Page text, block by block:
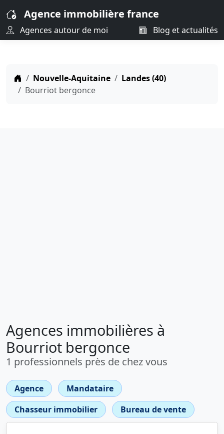
Agence immobilière france
Agences autour de moi Blog et actualités
Nouvelle-Aquitaine
Landes (40)
Bourriot bergonce
Agences immobilières à
Bourriot bergonce
1 professionnels près de chez vous
Agence
Mandataire
Chasseur immobilier
Bureau de vente